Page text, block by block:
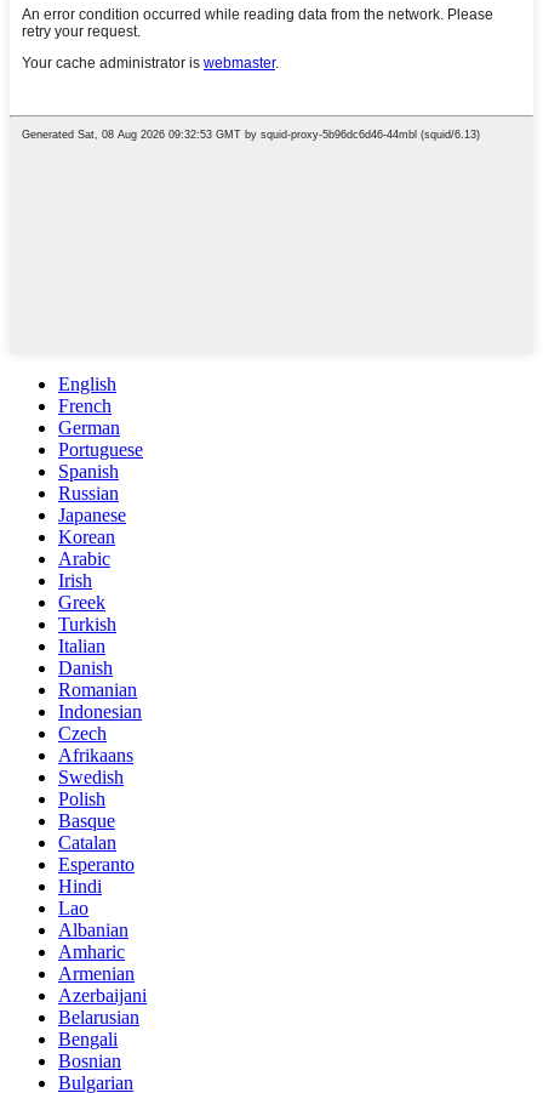
English
French
German
Portuguese
Spanish
Russian
Japanese
Korean
Arabic
Irish
Greek
Turkish
Italian
Danish
Romanian
Indonesian
Czech
Afrikaans
Swedish
Polish
Basque
Catalan
Esperanto
Hindi
Lao
Albanian
Amharic
Armenian
Azerbaijani
Belarusian
Bengali
Bosnian
Bulgarian